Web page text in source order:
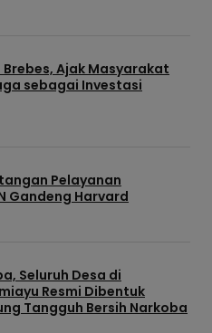
Brebes, Ajak Masyarakat
sebagai Investasi
Pelayanan
Gandeng Harvard
Seluruh Desa di
Resmi Dibentuk
Tangguh Bersih Narkoba